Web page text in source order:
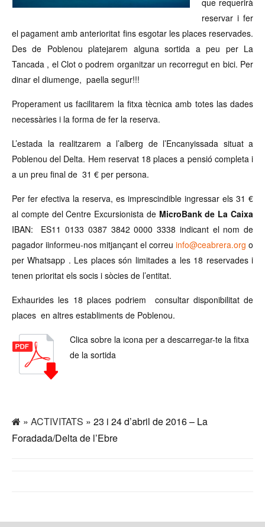
que requerirà
reservar i fer
el pagament amb anterioritat fins esgotar les places reservades.
Des de Poblenou platejarem alguna sortida a peu per La
Tancada , el Clot o podrem organitzar un recorregut en bici. Per
dinar el diumenge, paella segur!!!
Properament us facilitarem la fitxa tècnica amb totes las dades
necessàries i la forma de fer la reserva.
L’estada la realitzarem a l’alberg de l’Encanyissada situat a
Poblenou del Delta. Hem reservat 18 places a pensió completa i
a un preu final de 31 € per persona.
Per fer efectiva la reserva, es imprescindible ingressar els 31 €
al compte del Centre Excursionista de MicroBank de La Caixa
IBAN: ES11 0133 0387 3842 0000 3338 indicant el nom de
pagador iinformeu-nos mitjançant el correu info@ceabrera.org o
per Whatsapp . Les places són limitades a les 18 reservades i
tenen prioritat els socis i sòcies de l’entitat.
Exhaurides les 18 places podriem consultar disponibilitat de
places en altres establiments de Poblenou.
Clica sobre la icona per a descarregar-te la fitxa
de la sortida
» ACTIVITATS » 23 i 24 d’abril de 2016 – La
Foradada/Delta de l’Ebre